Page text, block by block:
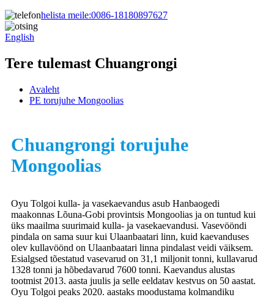
helista meile:0086-18180897627
English
Tere tulemast Chuangrongi
Avaleht
PE torujuhe Mongoolias
Chuangrongi torujuhe
Mongoolias
Oyu Tolgoi kulla- ja vasekaevandus asub Hanbaogedi
maakonnas Lõuna-Gobi provintsis Mongoolias ja on tuntud kui
üks maailma suurimaid kulla- ja vasekaevandusi. Vasevööndi
pindala on sama suur kui Ulaanbaatari linn, kuid kaevanduses
olev kullavöönd on Ulaanbaatari linna pindalast veidi väiksem.
Esialgsed tõestatud vasevarud on 31,1 miljonit tonni, kullavarud
1328 tonni ja hõbedavarud 7600 tonni. Kaevandus alustas
tootmist 2013. aasta juulis ja selle eeldatav kestvus on 50 aastat.
Oyu Tolgoi peaks 2020. aastaks moodustama kolmandiku